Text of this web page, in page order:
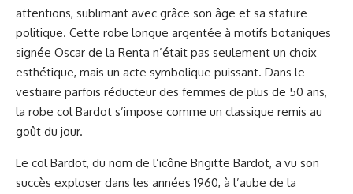
attentions, sublimant avec grâce son âge et sa stature
politique. Cette robe longue argentée à motifs botaniques
signée Oscar de la Renta n’était pas seulement un choix
esthétique, mais un acte symbolique puissant. Dans le
vestiaire parfois réducteur des femmes de plus de 50 ans,
la robe col Bardot s’impose comme un classique remis au
goût du jour.
Le col Bardot, du nom de l’icône Brigitte Bardot, a vu son
succès exploser dans les années 1960, à l’aube de la